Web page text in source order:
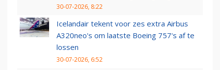
30-07-2026, 8:22
Icelandair tekent voor zes extra Airbus
A320neo's om laatste Boeing 757's af te
lossen
30-07-2026, 6:52